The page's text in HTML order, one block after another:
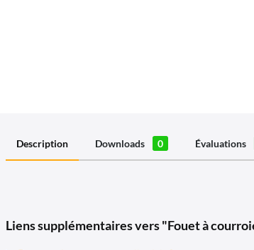
Description Downloads 0 Évaluations
Liens supplémentaires vers "Fouet à